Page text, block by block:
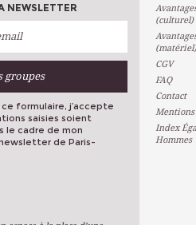
NEWSLETTER
groupes
formulaire, j’accepte
saisies soient
le cadre de mon
de Paris-
(culturel)
(matériel)
CGV
FAQ
Contact
Mentions
Index
Hommes